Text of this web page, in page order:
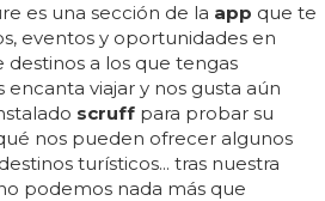
es una sección de la app que te
eventos y oportunidades en
a los que tengas
encanta viajar y nos gusta aún
scruff para probar su
nos pueden ofrecer algunos
turísticos... tras nuestra
podemos nada más que